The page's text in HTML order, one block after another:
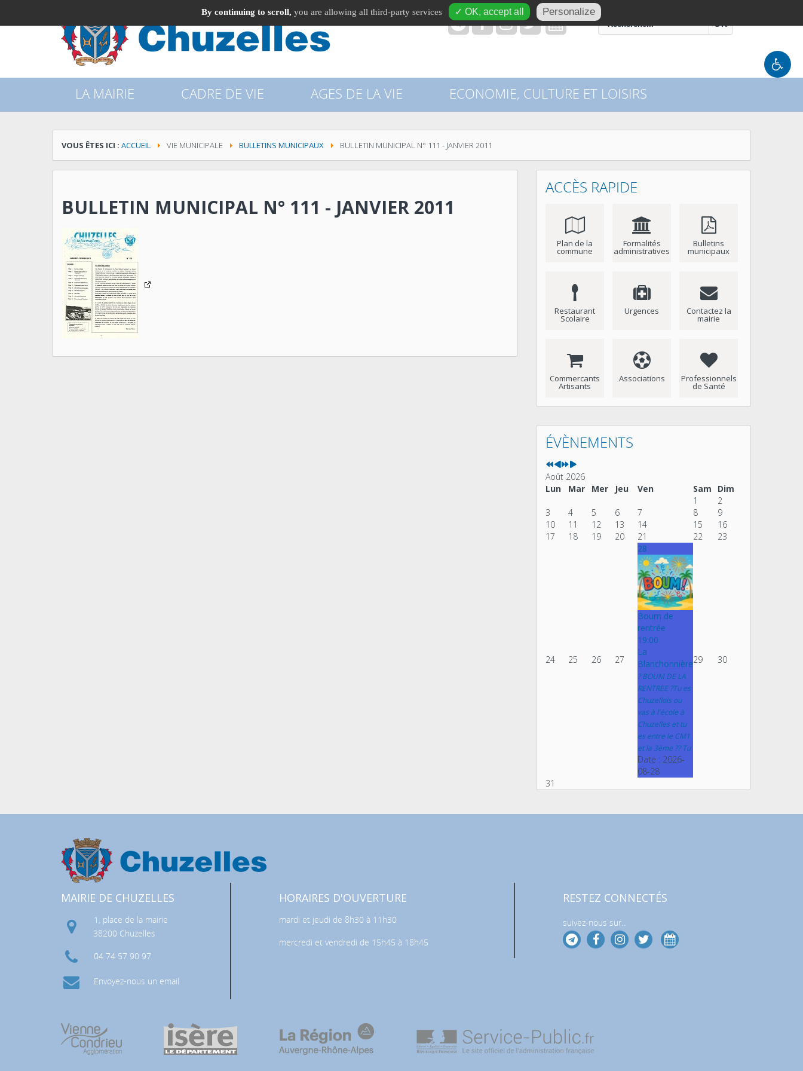
RISQUES MAJEURS (DICRIM)
recherche
OK
LA MAIRIE CADRE DE VIE AGES DE LA VIE ECONOMIE, CULTURE ET LOISIRS
VOUS ÊTES ICI : ACCUEIL VIE MUNICIPALE BULLETINS MUNICIPAUX BULLETIN MUNICIPAL N° 111 - JANVIER 2011
BULLETIN MUNICIPAL N° 111 - JANVIER 2011
ACCÈS RAPIDE
Plan de la
commune
Formalités
administratives
Bulletins
municipaux
Restaurant
Scolaire
Urgences Contactez la
mairie
Commercants
Artisants
Associations Professionnels
de Santé
ÉVÈNEMENTS
Année
précédente
Mois
précédent
Année
suivante
Mois
suivant
Août 2026
Lun
Mar Mer Jeu Ven Sam
Dim
1
2
3
4 5 6 7 8
9
10
11 12 13 14 15
16
17
18 19 20 21 22 23
24 25 26 27
28
Boum de
rentrée
19:00
La
Blanchonnière
? BOUM DE LA
RENTREE ?Tu es
Chuzellois ou
vas à l'école à
Chuzelles et tu
es entre le CM1
et la 3ème ?? Tu
Date : 2026-
08-28
29 30
31
MAIRIE DE CHUZELLES
1, place de la mairie
38200 Chuzelles
04 74 57 90 97
Envoyez-nous un email
HORAIRES D'OUVERTURE
mardi et jeudi de 8h30 à 11h30
mercredi et vendredi de 15h45 à 18h45
RESTEZ CONNECTÉS
suivez-nous sur...
By continuing to scroll, you are allowing all third-party services ✓ OK, accept all Personalize